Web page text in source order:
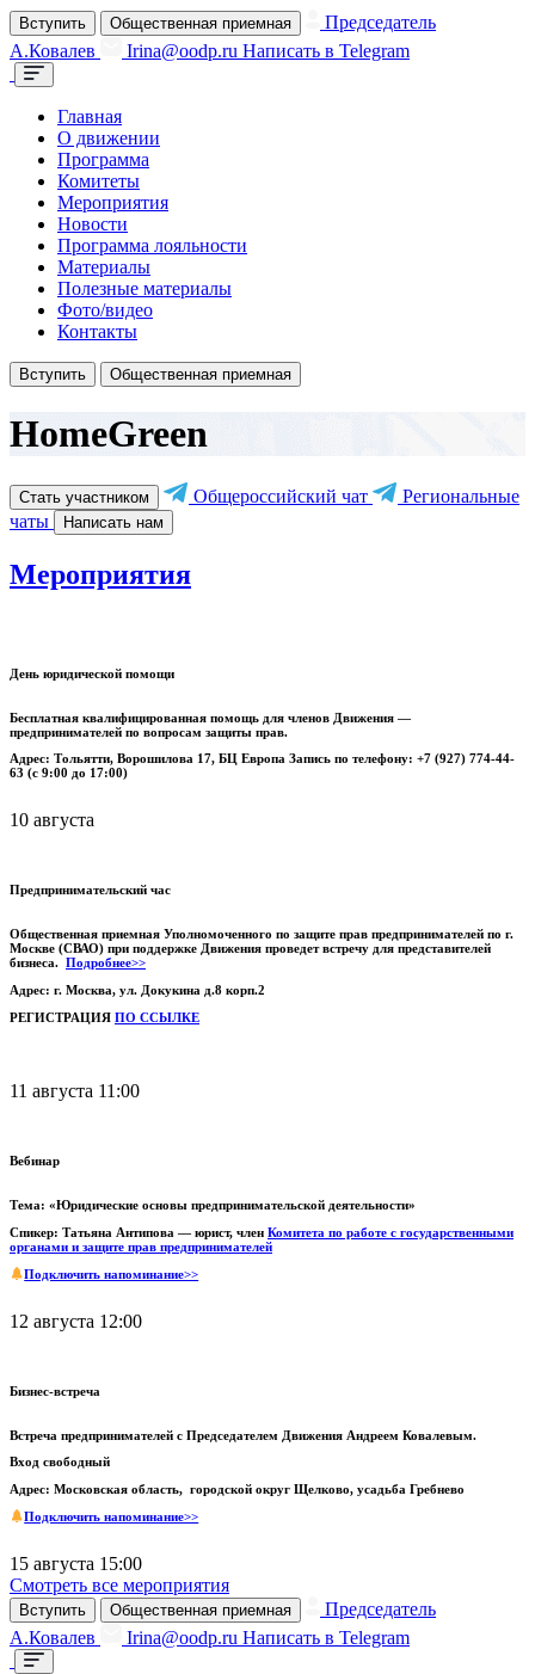
Вступить Общественная приемная
Председатель
А.Ковалев
Irina@oodp.ru Написать в Telegram
Главная
О движении
Программа
Комитеты
Мероприятия
Новости
Программа лояльности
Материалы
Полезные материалы
Фото/видео
Контакты
Вступить Общественная приемная
HomeGreen
Стать участником Общероссийский чат
Региональные
чаты
Написать нам
Мероприятия
День юридической помощи
Бесплатная квалифицированная помощь для членов Движения —
предпринимателей по вопросам защиты прав.
Адрес: Тольятти, Ворошилова 17, БЦ Европа Запись по телефону: +7 (927) 774-44-
63 (с 9:00 до 17:00)
10 августа
Предпринимательский час
Общественная приемная Уполномоченного по защите прав предпринимателей по г.
Москве (СВАО) при поддержке Движения проведет встречу для представителей
бизнеса. Подробнее>>
Адрес: г. Москва, ул. Докукина д.8 корп.2
РЕГИСТРАЦИЯ ПО ССЫЛКЕ
11 августа 11:00
Вебинар
Тема: «Юридические основы предпринимательской деятельности»
Спикер: Татьяна Антипова — юрист, член Комитета по работе с государственными
органами и защите прав предпринимателей
Подключить напоминание>>
12 августа 12:00
Бизнес-встреча
Встреча предпринимателей с Председателем Движения Андреем Ковалевым.
Вход свободный
Адрес: Московская область, городской округ Щелково, усадьба Гребнево
Подключить напоминание>>
15 августа 15:00
Смотреть все мероприятия
Вступить Общественная приемная
Председатель
А.Ковалев
Irina@oodp.ru Написать в Telegram